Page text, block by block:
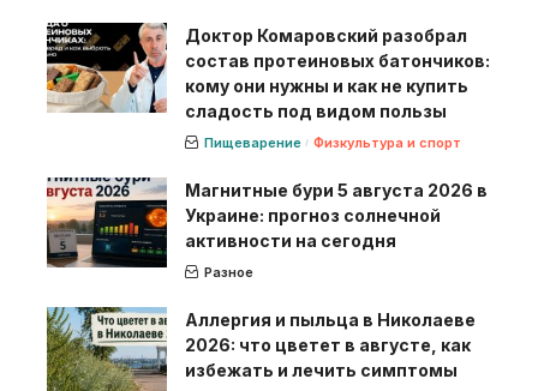
Доктор Комаровский разобрал
состав протеиновых батончиков:
кому они нужны и как не купить
сладость под видом пользы
Пищеварение Физкультура и спорт
Магнитные бури 5 августа 2026 в
Украине: прогноз солнечной
активности на сегодня
Разное
Аллергия и пыльца в Николаеве
2026: что цветет в августе, как
избежать и лечить симптомы